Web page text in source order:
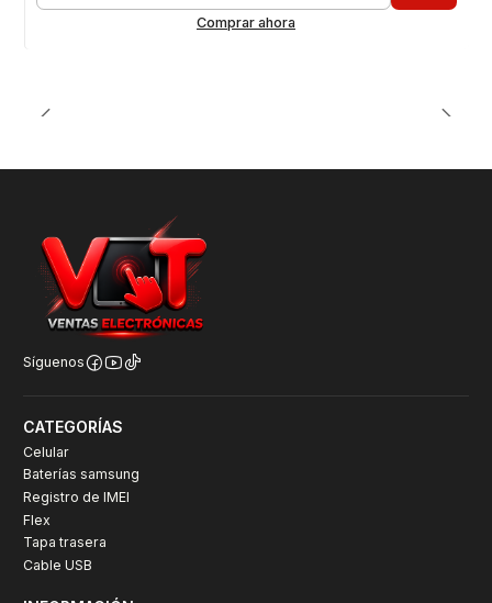
Comprar ahora
Síguenos
CATEGORÍAS
Celular
Baterías samsung
Registro de IMEI
Flex
Tapa trasera
Cable USB